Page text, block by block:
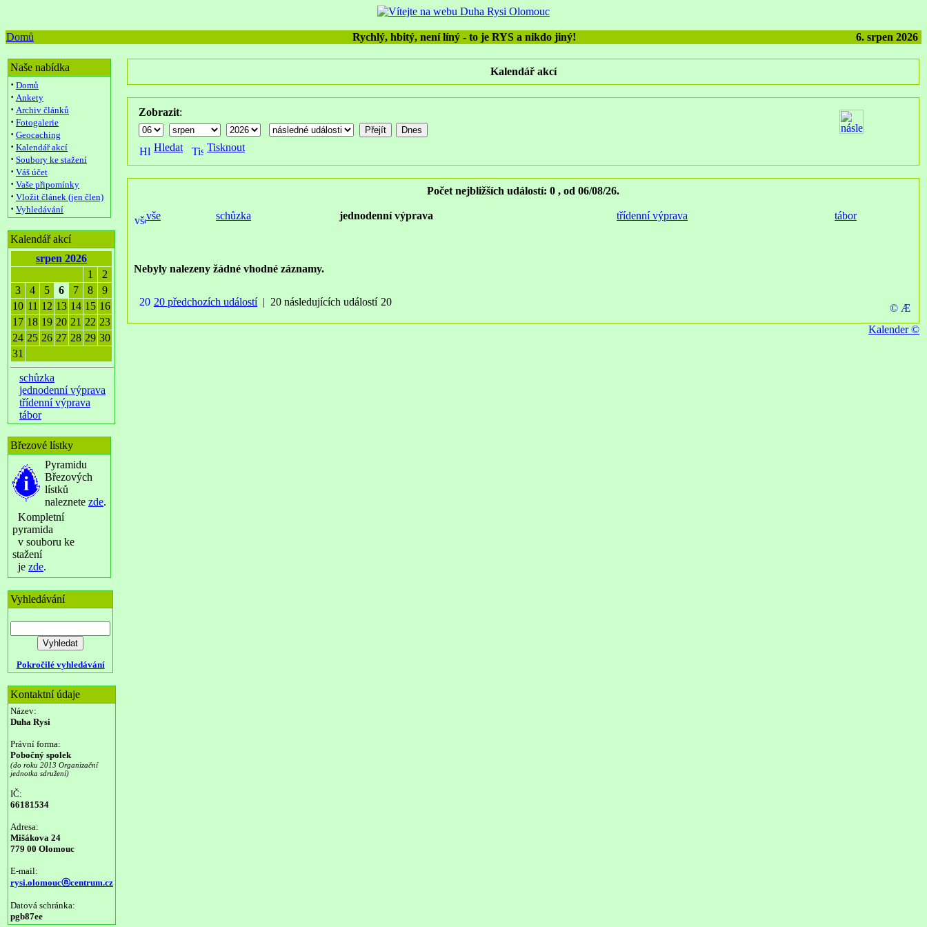
Domů Rychlý, hbitý, není líný - to je RYS a nikdo jiný! 6. srpen 2026
Naše nabídka
· Domů
· Ankety
· Archiv článků
· Fotogalerie
· Geocaching
· Kalendář akcí
· Soubory ke stažení
· Váš účet
· Vaše připomínky
· Vložit článek (jen člen)
· Vyhledávání
Kalendář akcí
srpen 2026
1
2
3
4 5 6 7 8
9
10 11 12 13 14 15 16
17 18 19 20 21 22 23
24 25 26 27 28 29 30
31
schůzka
jednodenní výprava
třídenní výprava
tábor
Březové lístky
Pyramidu
Březových
lístků
naleznete zde.
Kompletní
pyramida
v souboru ke
stažení
je zde.
Vyhledávání
Pokročilé vyhledávání
Kontaktní údaje
Název:
Duha Rysi
Právní forma:
Pobočný spolek
(do roku 2013 Organizační
jednotka sdružení)
IČ:
66181534
Adresa:
Mišákova 24
779 00 Olomouc
E-mail:
rysi.olomoucⓐcentrum.cz
Datová schránka:
pgb87ee
Kalendář akcí
Zobrazit:
Hledat Tisknout
Počet nejbližších událostí: 0 , od 06/08/26.
vše schůzka jednodenní výprava třídenní výprava tábor
Nebyly nalezeny žádné vhodné záznamy.
20 předchozích událostí| 20 následujících událostí
© Æ
Kalender ©